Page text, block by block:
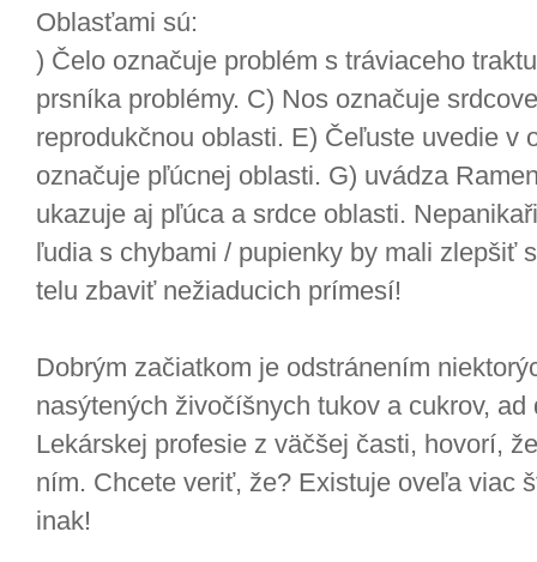
Oblasťami sú:
) Čelo označuje problém s tráviaceho
prsníka problémy. C) Nos označuje
reprodukčnou oblasti. E) Čeľuste uvedie v
označuje pľúcnej oblasti. G) uvádza
ukazuje aj pľúca a srdce oblasti.
ľudia s chybami / pupienky by mali zlepšiť
telu zbaviť nežiaducich prímesí!
Dobrým začiatkom je odstránením
nasýtených živočíšnych tukov a cukrov,
Lekárskej profesie z väčšej časti, hovorí,
ním. Chcete veriť, že? Existuje oveľa viac
inak!